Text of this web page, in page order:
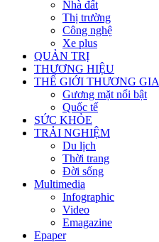
Nhà đất
Thị trường
Công nghệ
Xe plus
QUẢN TRỊ
THƯƠNG HIỆU
THẾ GIỚI THƯƠNG GIA
Gương mặt nổi bật
Quốc tế
SỨC KHỎE
TRẢI NGHIỆM
Du lịch
Thời trang
Đời sống
Multimedia
Infographic
Video
Emagazine
Epaper